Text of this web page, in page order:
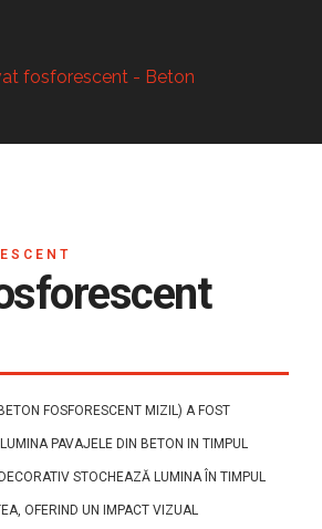
FOSFORESCENT MIZIL) A FOST
PAVAJELE DIN BETON IN TIMPUL
STOCHEAZĂ LUMINA ÎN TIMPUL
OFERIND UN IMPACT VIZUAL